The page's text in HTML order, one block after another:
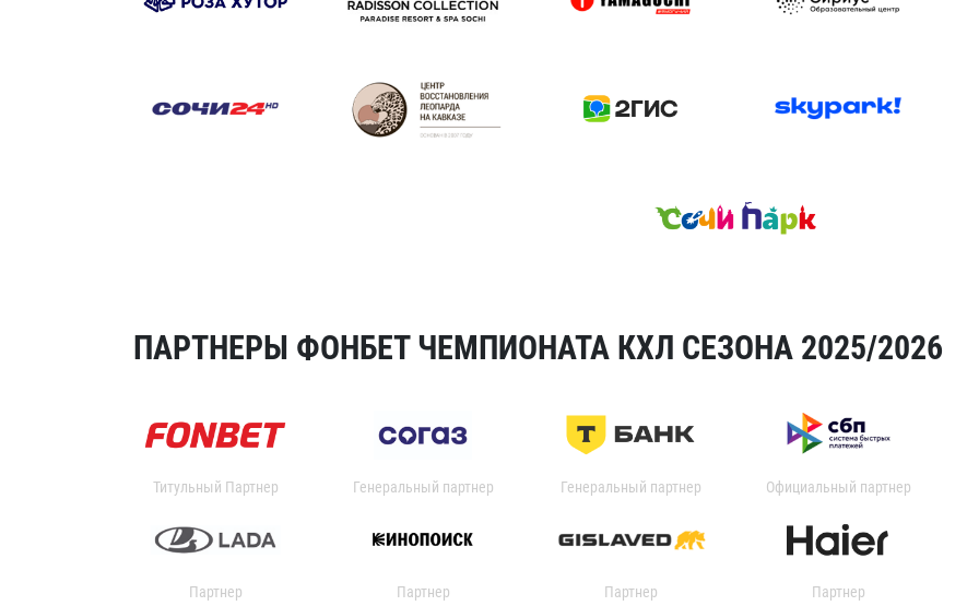
ПАРТНЕРЫ ФОНБЕТ ЧЕМПИОНАТА КХЛ СЕЗОНА 2025/2026
Титульный Партнер Генеральный партнер Генеральный партнер Официальный партнер
Партнер Партнер Партнер Партнер